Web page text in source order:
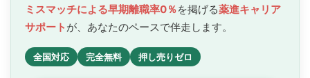
ミスマッチによる早期離職率0％を掲げる薬進キャリア
サポート が、あなたのペースで伴走します。
全国対応 完全無料 押し売りゼロ